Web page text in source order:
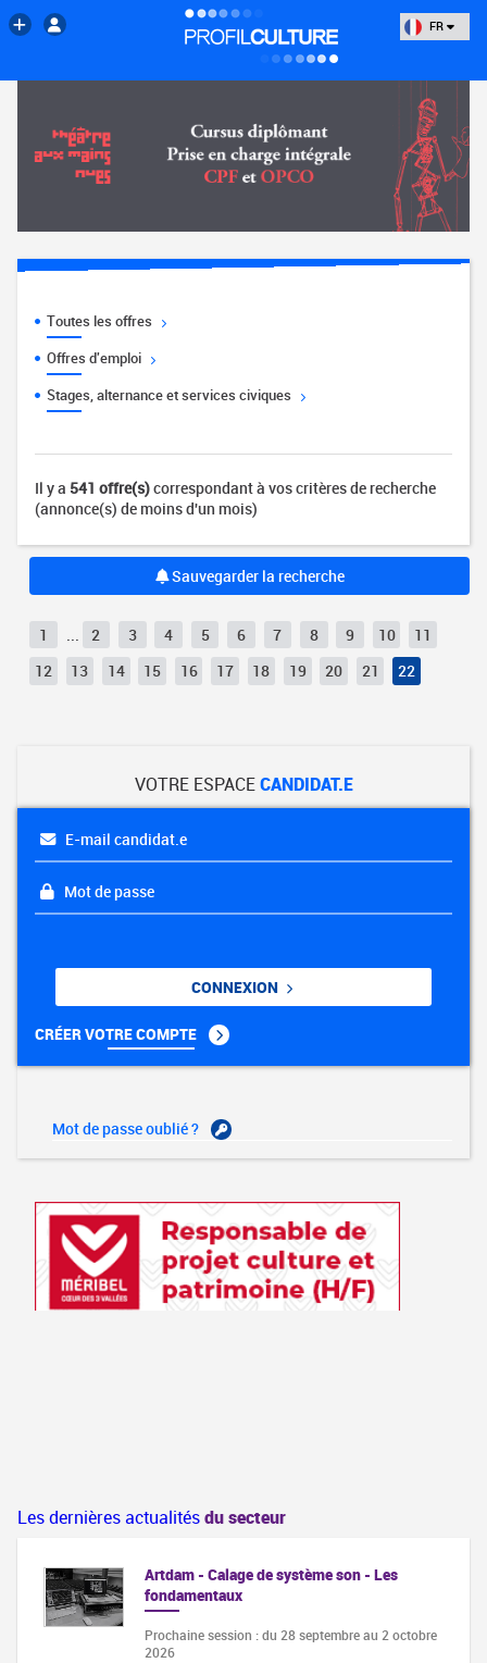
FR
Toutes les offres
Offres d'emploi
Stages, alternance et services civiques
Il y a 541 offre(s)correspondant à vos critères de recherche
(annonce(s) de moins d'un mois)
Sauvegarder la recherche
1 2 3 4 5 6 7 8 9 10
11
12
13 14 15 16 17 18 19 20 21 22
VOTRE ESPACECANDIDAT.E
E-mail candidat.e
Mot de passe
CONNEXION
CRÉER VOTRE COMPTE
Mot de passe oublié ?
Les dernières actualitésdu secteur
Artdam - Calage de système son - Les
fondamentaux
Prochaine session : du 28 septembre au 2 octobre
2026